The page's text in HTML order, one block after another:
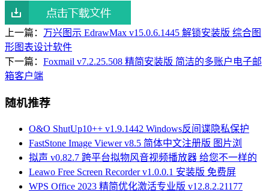
上一篇： 万兴图示 EdrawMax v15.0.6.1445 解锁安装版 综合图
形图表设计软件
下一篇： Foxmail v7.2.25.508 精简安装版 简洁的多账户电子邮
箱客户端
随机推荐
O&O ShutUp10++ v1.9.1442 Windows反间谍隐私保护
FastStone Image Viewer v8.5 简体中文注册版 图片浏
拟声 v0.82.7 跨平台拟物风音视频播放器 给您不一样的
Leawo Free Screen Recorder v1.0.0.1 安装版 免费屏
WPS Office 2023 精简优化激活专业版 v12.8.2.21177